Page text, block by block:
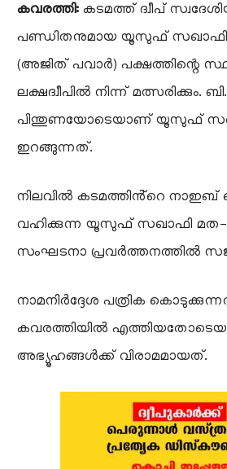
കവരത്തി:കടമത്ത് ദ്വീപ്
പണ്ഡിതനുമായ യൂസുഫ് സഖാഫി
(അജിത് പവാർ) പക്ഷത്തിന്റെ
ലക്ഷദ്വീപിൽ നിന്ന് മത്സരിക്കും.
പിന്തുണയോടെയാണ് യൂസുഫ്
ഇറങ്ങുന്നത്.
നിലവിൽ കടമത്തിൻ്റെ നാഇബ്
വഹിക്കുന്ന യൂസുഫ് സഖാഫി
സംഘടനാ പ്രവർത്തനത്തിൽ
നാമനിർദ്ദേശ പത്രിക
കവരത്തിയിൽ
അഭ്യൂഹങ്ങൾക്ക് വിരാമമായത്.